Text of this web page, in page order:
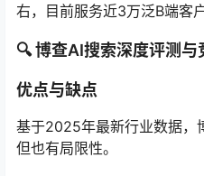
右，目前服务近3万泛B端客户
🔍 博查AI搜索深度评测与
优点与缺点
基于2025年最新行业数据，
但也有局限性。